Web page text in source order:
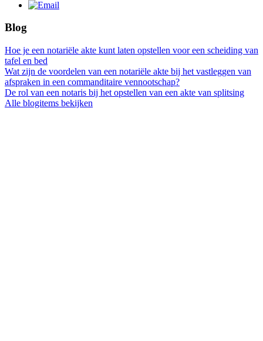
Blog
Hoe je een notariële akte kunt laten opstellen voor een scheiding van
tafel en bed
Wat zijn de voordelen van een notariële akte bij het vastleggen van
afspraken in een commanditaire vennootschap?
De rol van een notaris bij het opstellen van een akte van splitsing
Alle blogitems bekijken